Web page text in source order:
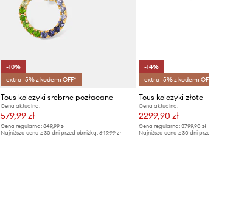
-10%
extra -5% z kodem: OFF*
Tous kolczyki srebrne pozłacane
Cena aktualna:
579,99 zł
Cena regularna:849,99 zł
Najniższa cena z 30 dni przed obniżką:649,99 zł
-14%
extra -5% z kodem: OFF*
Tous kolczyki złote
Cena aktualna:
2299,90 zł
Cena regularna: 3799,90 zł
Najniższa cena z 30 dni przed obniżką: